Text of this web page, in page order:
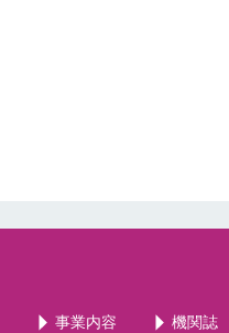
事業内容 機関誌